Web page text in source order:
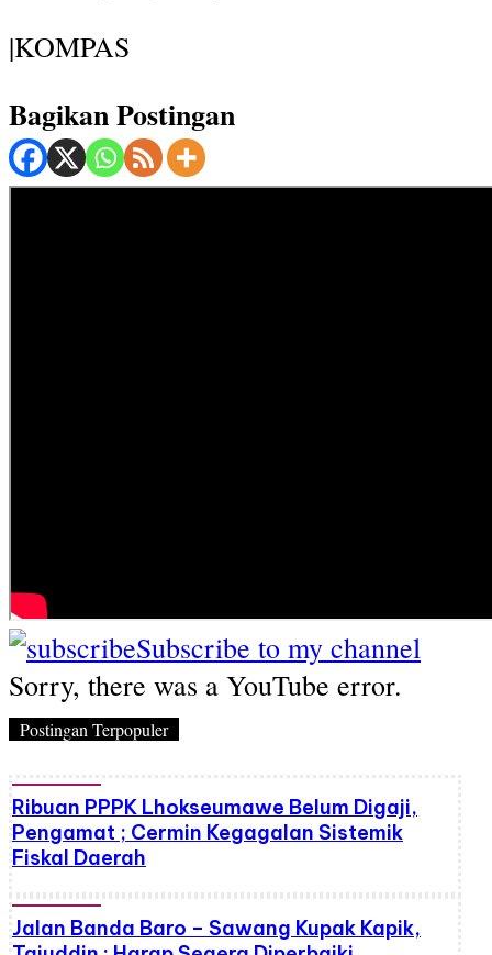
|KOMPAS
Bagikan Postingan
Subscribe to my channel
Sorry, there was a YouTube error.
Postingan Terpopuler
Ribuan PPPK Lhokseumawe Belum Digaji,
Pengamat ; Cermin Kegagalan Sistemik
Fiskal Daerah
Jalan Banda Baro – Sawang Kupak Kapik,